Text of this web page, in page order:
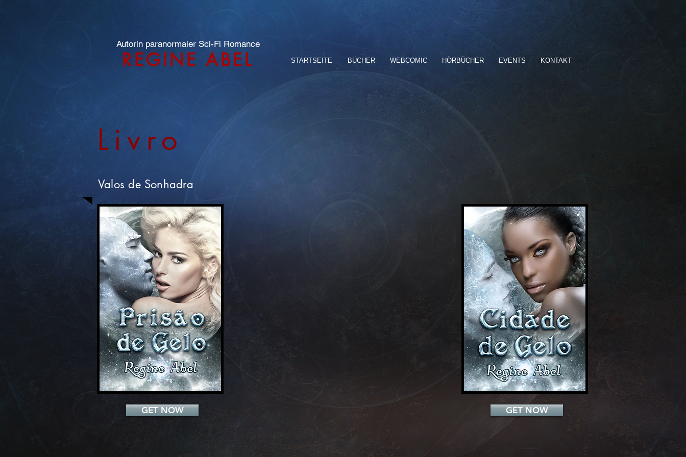
Autorin paranormaler Sci-Fi Romance
REGINE ABEL STARTSEITE BÜCHER WEBCOMIC HÖRBÜCHER EVENTS KONTAKT
Livro
Valos de Sonhadra
Add a Title
GET NOW
Add a Title
GET NOW